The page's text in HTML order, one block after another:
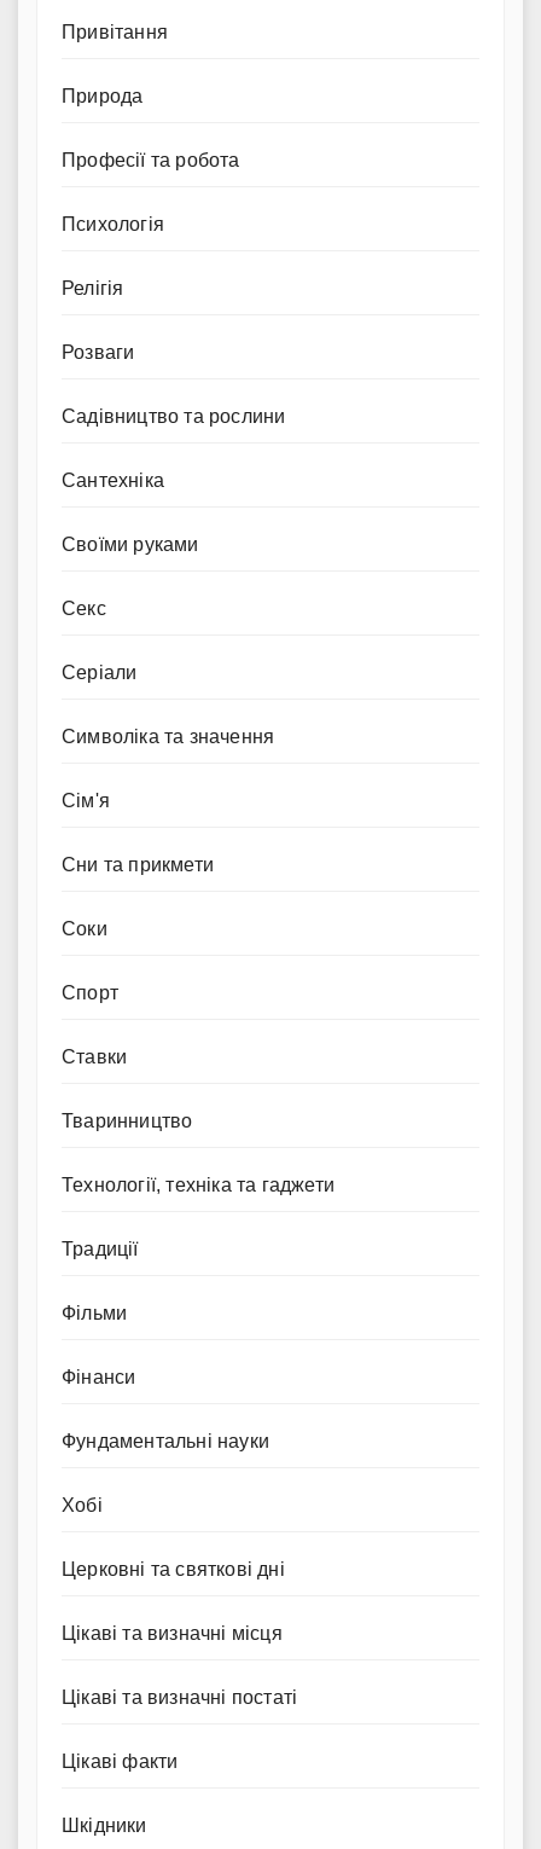
Привітання
Природа
Професії та робота
Психологія
Релігія
Розваги
Садівництво та рослини
Сантехніка
Своїми руками
Секс
Серіали
Символіка та значення
Сім'я
Сни та прикмети
Соки
Спорт
Ставки
Тваринництво
Технології, техніка та гаджети
Традиції
Фільми
Фінанси
Фундаментальні науки
Хобі
Церковні та святкові дні
Цікаві та визначні місця
Цікаві та визначні постаті
Цікаві факти
Шкідники